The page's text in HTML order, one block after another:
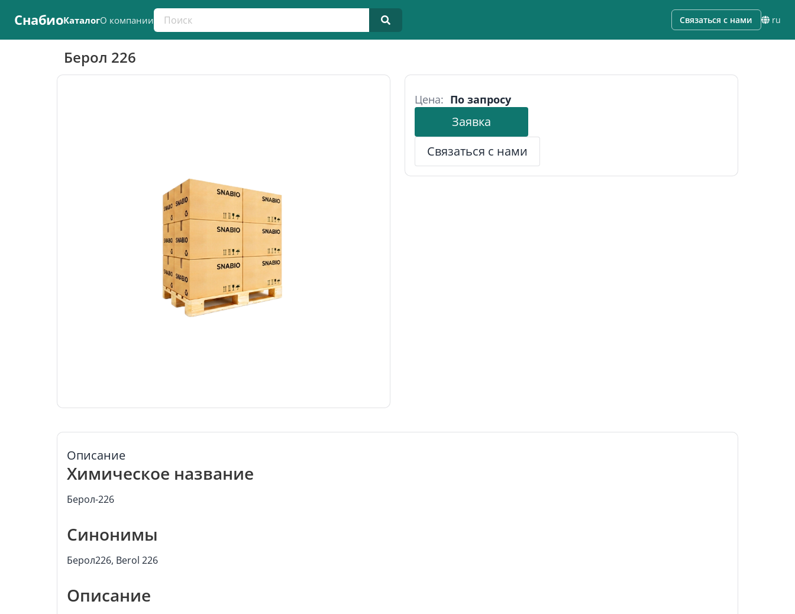
СнабиоКаталогО компанииПоиск по каталогу Связаться с нами ru
Берол 226
Цена: По запросу
Заявка
Связаться с нами
Описание
Химическое название
Берол-226
Синонимы
Берол226, Berol 226
Описание